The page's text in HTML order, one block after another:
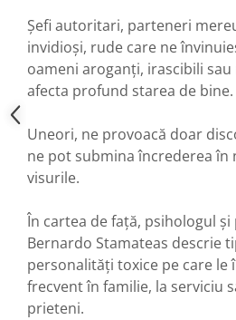
Șefi autoritari, parteneri
invidioși, rude care ne
oameni aroganți, irascibili
afecta profund starea de bine.
Uneori, ne provoacă doar
ne pot submina încrederea în
visurile.
În cartea de față, psihologul
Bernardo Stamateas descrie
personalități toxice pe care le
frecvent în familie, la serviciu
prieteni.